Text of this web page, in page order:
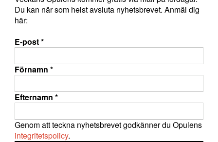
Du kan när som helst avsluta nyhetsbrevet. Anmäl dig
här:
E-post*
Förnamn *
Efternamn *
Genom att teckna nyhetsbrevet godkänner du Opulens
integritetspolicy.